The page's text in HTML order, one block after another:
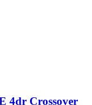
4dr Crossover